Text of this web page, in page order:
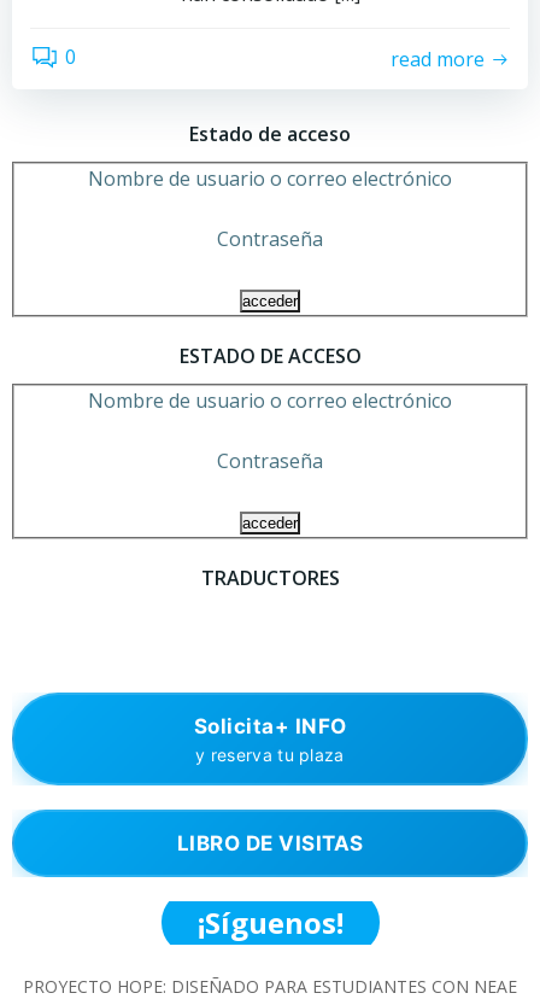
0 read more
Estado de acceso
Nombre de usuario o correo electrónico
Contraseña
ESTADO DE ACCESO
Nombre de usuario o correo electrónico
Contraseña
TRADUCTORES
Solicita+ INFO
y reserva tu plaza
LIBRO DE VISITAS
¡Síguenos!
PROYECTO HOPE: DISEÑADO PARA ESTUDIANTES CON NEAE